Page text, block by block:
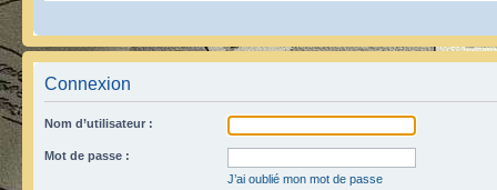
Connexion
Nom d’utilisateur :
Mot de passe :
J’ai oublié mon mot de passe